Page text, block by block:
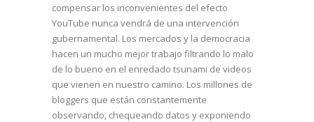
compensar los inconvenientes del efecto
YouTube nunca vendrá de una intervención
gubernamental. Los mercados y la democracia
hacen un mucho mejor trabajo filtrando lo malo
de lo bueno en el enredado tsunami de videos
que vienen en nuestro camino. Los millones de
bloggers que están constantemente
observando, chequeando datos y exponiendo